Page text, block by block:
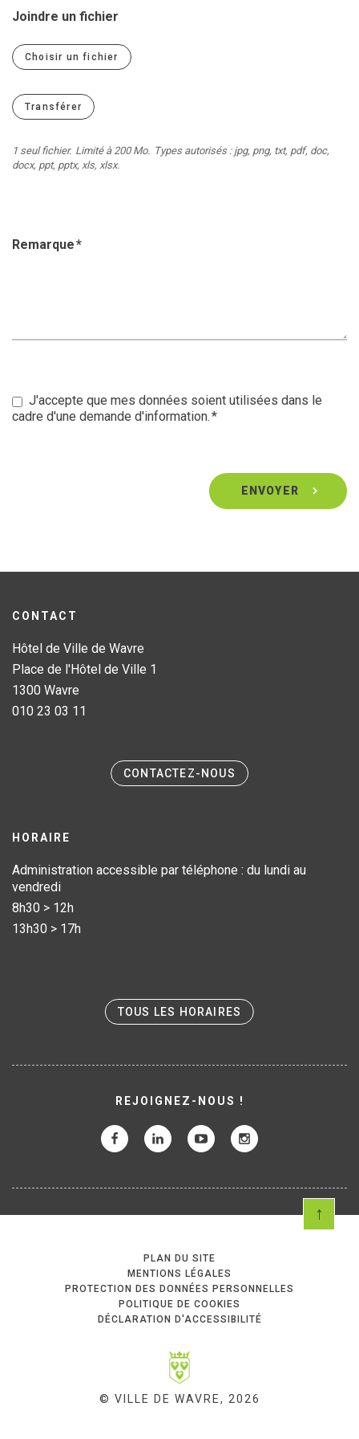
Journaliste
Nouvel habitant
Parent
Touriste
Offres d'emploi
Règlements communaux
Objets trouvés
Grands chantiers
Joindre un fichier
Choisir un fichier
1 seul fichier. Limité à 200 Mo. Types autorisés : jpg, png, txt, pdf, doc,
docx, ppt, pptx, xls, xlsx.
Remarque
J'accepte que mes données soient utilisées dans le
cadre d'une demande d'information.
CONTACT
Hôtel de Ville de Wavre
Place de l'Hôtel de Ville 1
1300 Wavre
010 23 03 11
CONTACTEZ-NOUS
HORAIRE
Administration accessible par téléphone : du lundi au
vendredi
8h30 > 12h
13h30 > 17h
TOUS LES HORAIRES
REJOIGNEZ-NOUS !
PLAN DU SITE
MENTIONS LÉGALES
PROTECTION DES DONNÉES PERSONNELLES
POLITIQUE DE COOKIES
DÉCLARATION D'ACCESSIBILITÉ
© VILLE DE WAVRE, 2026